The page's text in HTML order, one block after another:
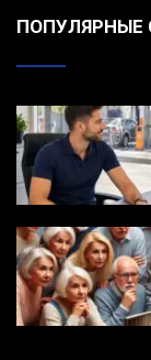
ПОПУЛЯРНЫЕ